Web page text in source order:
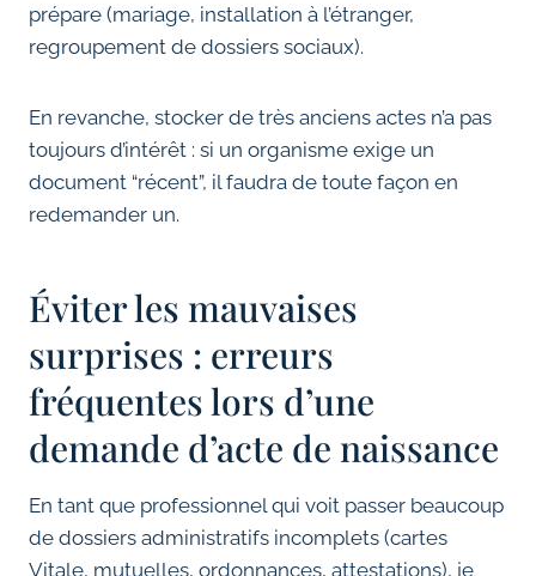
prépare (mariage, installation à l’étranger,
regroupement de dossiers sociaux).
En revanche, stocker de très anciens actes n’a pas
toujours d’intérêt : si un organisme exige un
document “récent”, il faudra de toute façon en
redemander un.
Éviter les mauvaises
surprises : erreurs
fréquentes lors d’une
demande d’acte de naissance
En tant que professionnel qui voit passer beaucoup
de dossiers administratifs incomplets (cartes
Vitale, mutuelles, ordonnances, attestations), je